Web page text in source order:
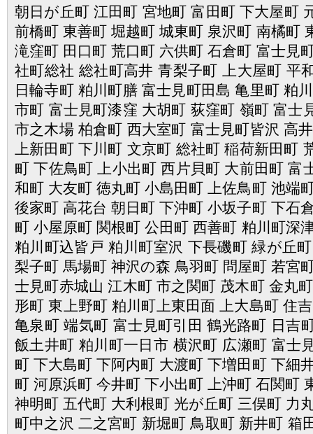
朝日が丘町 江田町 宮地町 富田町 下大屋町
前橋町 東善町 堀越町 城東町 泉沢町 南橘町
滝窪町 田口町 荒口町 六供町 石倉町 富士見
社町総社 総社町高井 青梨子町 上大屋町 平
日輪寺町 粕川町膳 富士見町田島 亀里町 粕
市町 富士見町漆窪 大胡町 荻窪町 嶺町 富士
市之木場 柏倉町 西大室町 富士見町皆沢 高
上新田町 下川町 文京町 総社町 稲荷新田町
町 下佐鳥町 上小出町 西片貝町 大前田町 富
和町 大友町 徳丸町 小島田町 上佐鳥町 池端
後家町 高花台 朝日町 下沖町 小坂子町 下石
町 小屋原町 関根町 公田町 西善町 粕川町深
粕川町込皆戸 粕川町室沢 下長磯町 緑が丘
梨子町 馬場町 神沢の森 鳥羽町 問屋町 若宮
士見町赤城山 江木町 市之関町 茂木町 金丸
形町 東上野町 粕川町上東田面 上大島町 住
亀泉町 端気町 富士見町引田 鶴光路町 日吉
飯土井町 粕川町一日市 横沢町 広瀬町 富士
町 下大島町 下阿内町 大渡町 下増田町 下細
町 河原浜町 今井町 下小出町 上沖町 石関町
神明町 五代町 大利根町 光が丘町 三俣町 力
町中之沢 二之宮町 新堀町 鳥取町 新井町 箱